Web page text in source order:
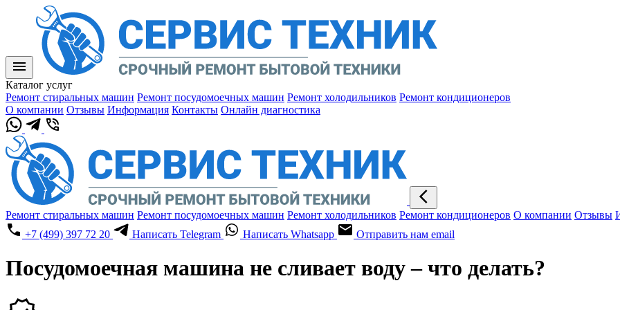
Каталог услуг
Ремонт стиральных машин Ремонт посудомоечных машин Ремонт холодильников Ремонт кондиционеров
О компании Отзывы Информация Контакты Онлайн диагностика
Ремонт стиральных машин Ремонт посудомоечных машин Ремонт холодильников Ремонт кондиционеров О компании Отзывы
+7 (499) 397 72 20
Написать Telegram Написать Whatsapp Отправить нам email
Посудомоечная машина не сливает воду – что делать?